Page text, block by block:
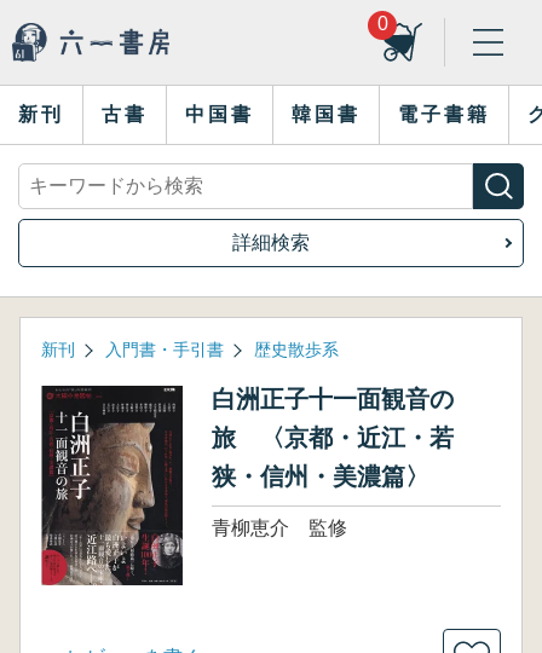
0
新刊 古書 中国書 韓国書 電子書籍
詳細検索
新刊 入門書・手引書 歴史散歩系
白洲正子十一面観音の
旅 〈京都・近江・若
狭・信州・美濃篇〉
青柳恵介 監修